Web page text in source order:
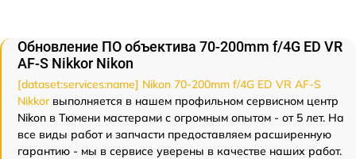
Обновление ПО объектива 70-200mm f/4G ED VR
AF-S Nikkor Nikon
[dataset:services:name] Nikon 70-200mm f/4G ED VR AF-S
Nikkorвыполняется в нашем профильном сервисном центр
Nikon в Тюмени мастерами с огромным опытом - от 5 лет. На
все виды работ и запчасти предоставляем расширенную
гарантию - мы в сервисе уверены в качестве наших работ.